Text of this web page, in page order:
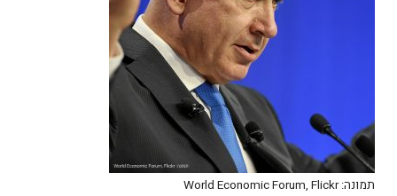
תמונה: World Economic Forum, Flickr